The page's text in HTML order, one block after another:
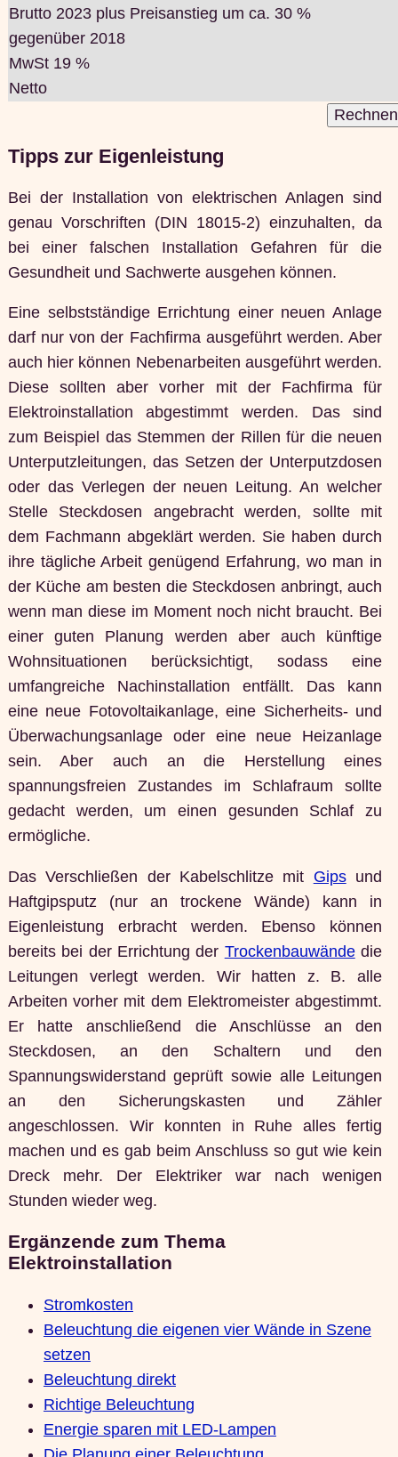
Brutto 2023 plus Preisanstieg um ca. 30 %
gegenüber 2018
MwSt 19 %
Netto
Tipps zur Eigenleistung
Bei der Installation von elektrischen Anlagen sind
genau Vorschriften (DIN 18015-2) einzuhalten, da
bei einer falschen Installation Gefahren für die
Gesundheit und Sachwerte ausgehen können.
Eine selbstständige Errichtung einer neuen Anlage
darf nur von der Fachfirma ausgeführt werden. Aber
auch hier können Nebenarbeiten ausgeführt werden.
Diese sollten aber vorher mit der Fachfirma für
Elektroinstallation abgestimmt werden. Das sind
zum Beispiel das Stemmen der Rillen für die neuen
Unterputzleitungen, das Setzen der Unterputzdosen
oder das Verlegen der neuen Leitung. An welcher
Stelle Steckdosen angebracht werden, sollte mit
dem Fachmann abgeklärt werden. Sie haben durch
ihre tägliche Arbeit genügend Erfahrung, wo man in
der Küche am besten die Steckdosen anbringt, auch
wenn man diese im Moment noch nicht braucht. Bei
einer guten Planung werden aber auch künftige
Wohnsituationen berücksichtigt, sodass eine
umfangreiche Nachinstallation entfällt. Das kann
eine neue Fotovoltaikanlage, eine Sicherheits- und
Überwachungsanlage oder eine neue Heizanlage
sein. Aber auch an die Herstellung eines
spannungsfreien Zustandes im Schlafraum sollte
gedacht werden, um einen gesunden Schlaf zu
ermögliche.
Das Verschließen der Kabelschlitze mit Gipsund
Haftgipsputz (nur an trockene Wände) kann in
Eigenleistung erbracht werden. Ebenso können
bereits bei der Errichtung der Trockenbauwändedie
Leitungen verlegt werden. Wir hatten z. B. alle
Arbeiten vorher mit dem Elektromeister abgestimmt.
Er hatte anschließend die Anschlüsse an den
Steckdosen, an den Schaltern und den
Spannungswiderstand geprüft sowie alle Leitungen
an den Sicherungskasten und Zähler
angeschlossen. Wir konnten in Ruhe alles fertig
machen und es gab beim Anschluss so gut wie kein
Dreck mehr. Der Elektriker war nach wenigen
Stunden wieder weg.
Ergänzende zum Thema
Elektroinstallation
Stromkosten
Beleuchtung die eigenen vier Wände in Szene
setzen
Beleuchtung direkt
Richtige Beleuchtung
Energie sparen mit LED-Lampen